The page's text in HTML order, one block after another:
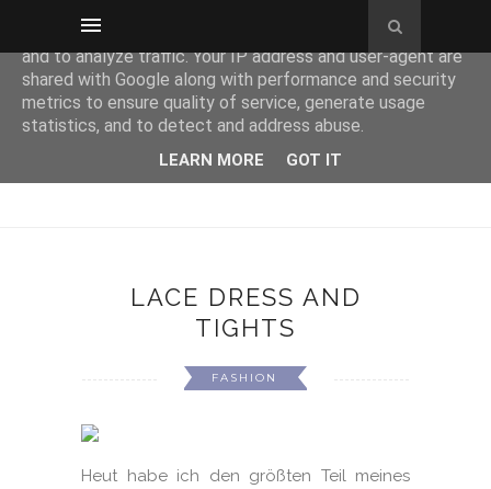
LACE DRESS AND
TIGHTS
FASHION
Heut habe ich den größten Teil meines
This site uses cookies from Google to deliver its services
and to analyze traffic. Your IP address and user-agent are
shared with Google along with performance and security
metrics to ensure quality of service, generate usage
statistics, and to detect and address abuse.
LEARN MORE GOT IT